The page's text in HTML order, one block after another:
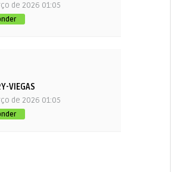
de 2026 01:05
VIEGAS
de 2026 01:05